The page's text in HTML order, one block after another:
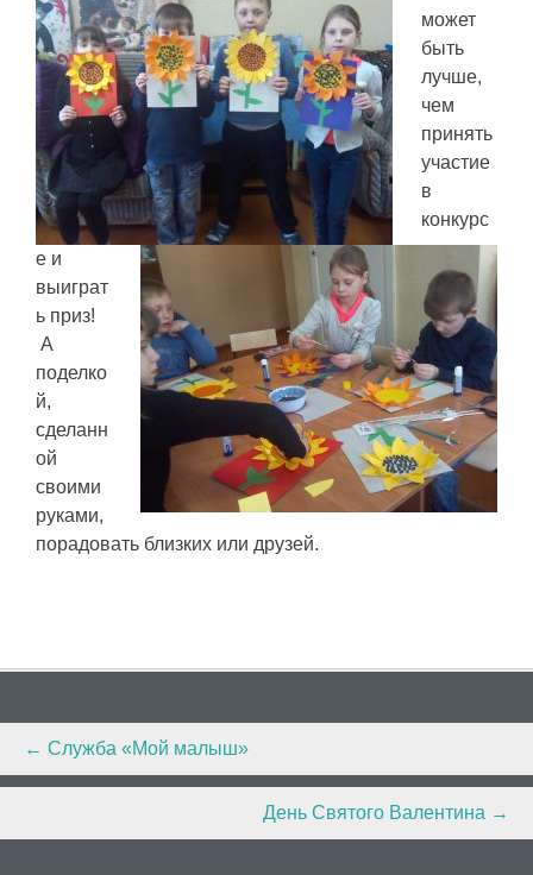
может
быть
лучше,
чем
принять
участие
в
конкурс
е и
выиграт
ь приз!
А
поделко
й,
сделанн
ой
своими
руками,
порадовать близких или друзей.
Post
navigation
← Служба «Мой малыш»
День Святого Валентина →